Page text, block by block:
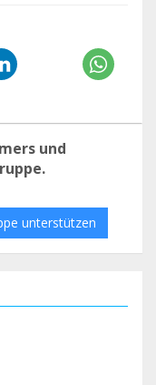
und
unterstützen